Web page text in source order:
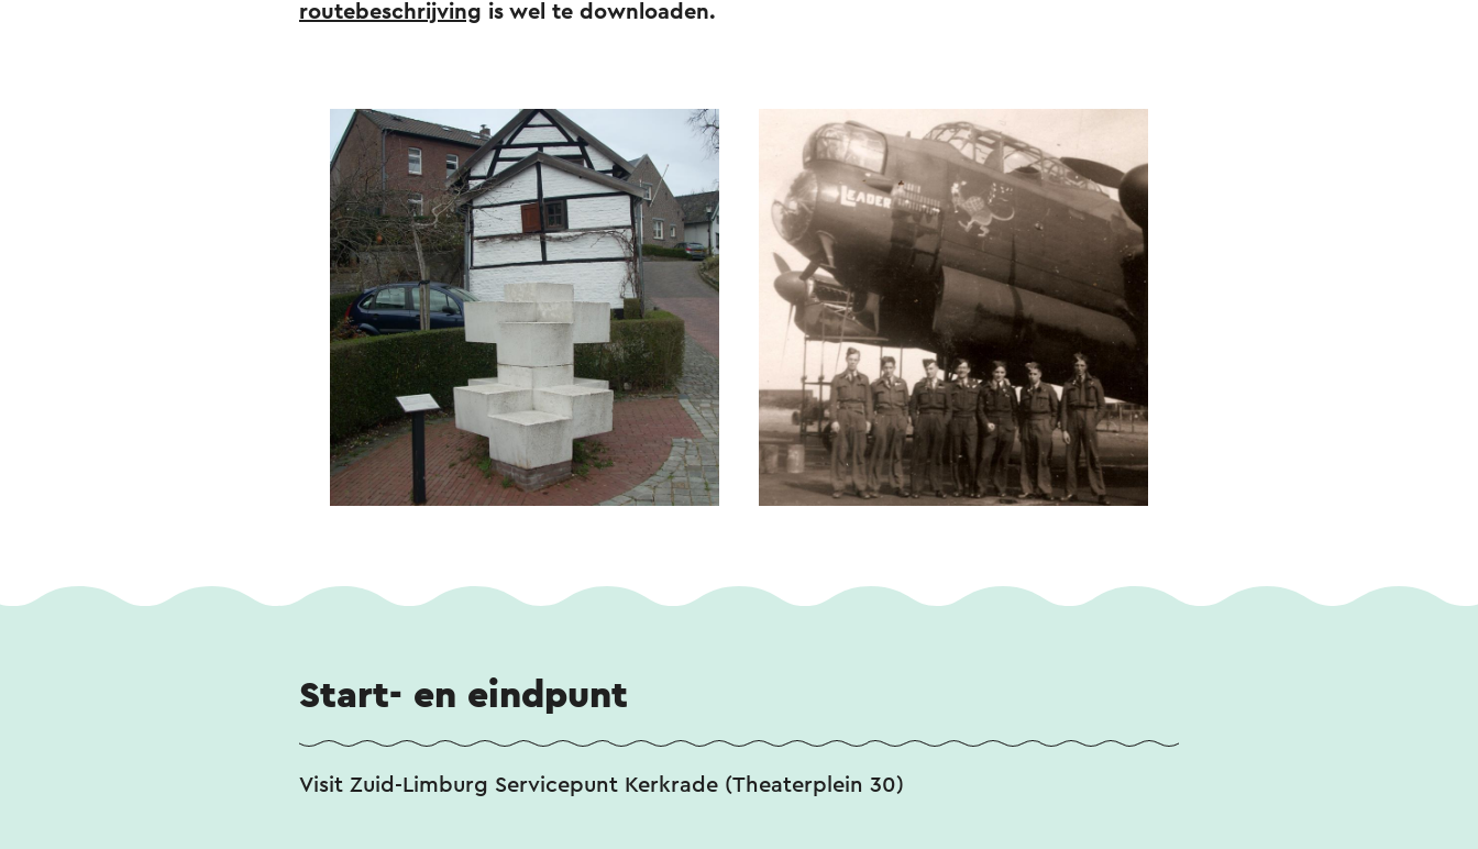
routebeschrijving is wel te downloaden.
Start- en eindpunt
Visit Zuid-Limburg Servicepunt Kerkrade (Theaterplein 30)